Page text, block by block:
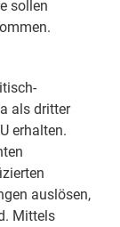
sollen
als dritter
erhalten.
auslösen,
Mittels